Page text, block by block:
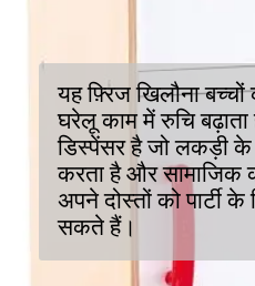
यह फ़्रिज खिलौना
घरेलू काम में रुचि
डिस्पेंसर है जो लकड़ी के
करता है और सामाजिक
अपने दोस्तों को पार्टी
सकते हैं।